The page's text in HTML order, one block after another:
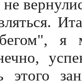
этого